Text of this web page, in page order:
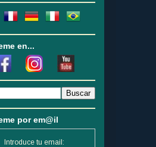
en...
por em@il
Introduce tu email: